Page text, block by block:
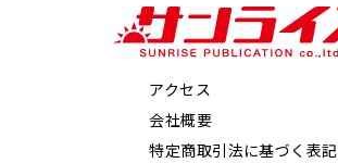
アクセス
会社概要
特定商取引法に基づく表記